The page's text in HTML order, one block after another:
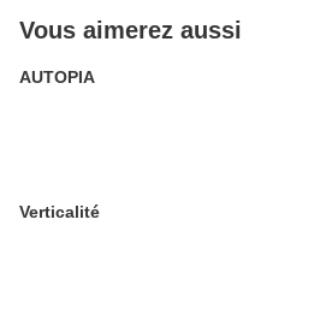
Vous aimerez aussi
AUTOPIA
Verticalité